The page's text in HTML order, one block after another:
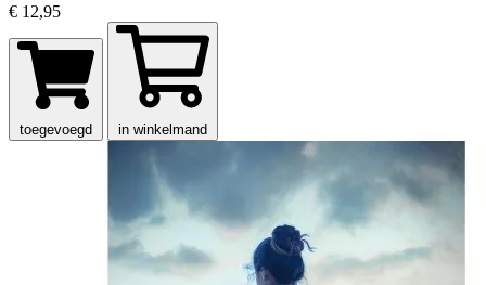
€ 12,95
toegevoegd in winkelmand